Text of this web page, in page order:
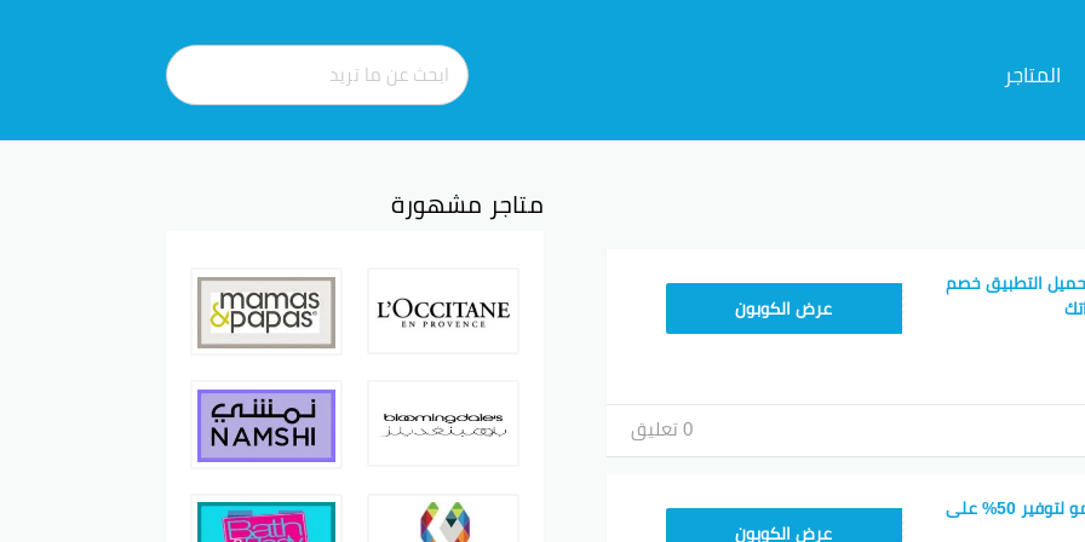
المتاجر
التطبيق خصم
CX433209
عرض الكوبون
0 تعليق
اكتشف كود خصم تيمو لتوفير 50% على
TEM34عرض الكوبون
متاجر مشهورة